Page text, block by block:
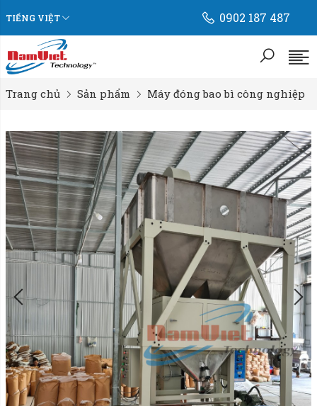
TIẾNG VIỆT 0902 187 487
Trang chủ Sản phẩm Máy đóng bao bì công nghiệp